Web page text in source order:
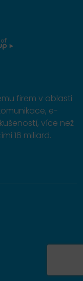
firem v oblasti
e-
více než
16 miliard.